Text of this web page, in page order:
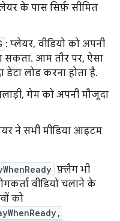
के पास सिर्फ़ सीमित
: प्लेयर, वीडियो को अपनी
सकता. आम तौर पर, ऐसा
डेटा लोड करना होता है.
गेम को अपनी मौजूदा
ने सभी मीडिया आइटम
फ़्लैग भी
वीडियो चलाने के
को